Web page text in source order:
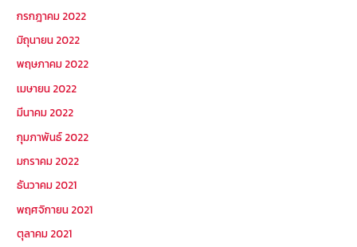
กรกฎาคม 2022
มิถุนายน 2022
พฤษภาคม 2022
เมษายน 2022
มีนาคม 2022
กุมภาพันธ์ 2022
มกราคม 2022
ธันวาคม 2021
พฤศจิกายน 2021
ตุลาคม 2021